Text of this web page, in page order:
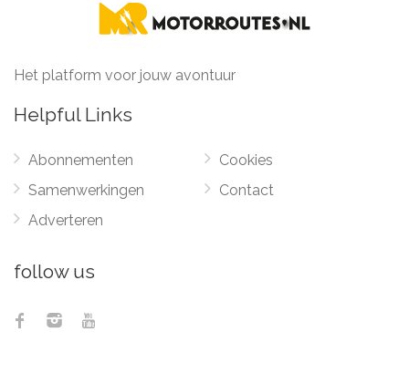
Het platform voor jouw avontuur
Helpful Links
Abonnementen
Samenwerkingen
Adverteren
Cookies
Contact
follow us